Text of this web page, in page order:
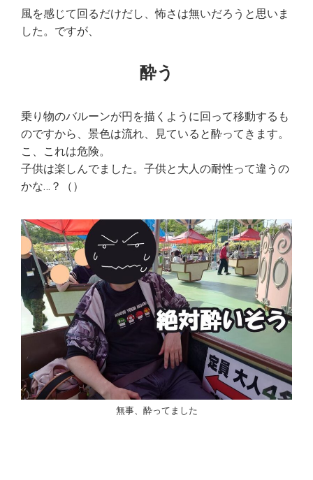
風を感じて回るだけだし、怖さは無いだろうと思いま
した。ですが、
酔う
乗り物のバルーンが円を描くように回って移動するも
のですから、景色は流れ、見ていると酔ってきます。
こ、これは危険。
子供は楽しんでました。子供と大人の耐性って違うの
かな…？（）
無事、酔ってました